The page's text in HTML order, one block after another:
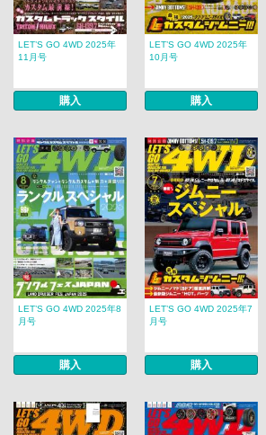
LET’S GO 4WD 2025年
11月号
購入
LET’S GO 4WD 2025年
10月号
購入
LET’S GO 4WD 2025年8
月号
購入
LET’S GO 4WD 2025年7
月号
購入